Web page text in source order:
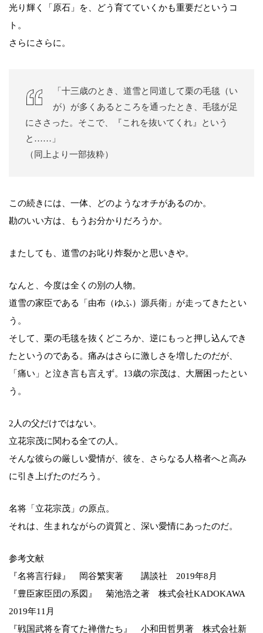
光り輝く「原石」を、どう育てていくかも重要だというコ
ト。
さらにさらに。
「十三歳のとき、道雪と同道して栗の毛毯（い
が）が多くあるところを通ったとき、毛毯が足
にささった。そこで、『これを抜いてくれ』という
と……」
（同上より一部抜粋）
この続きには、一体、どのようなオチがあるのか。
勘のいい方は、もうお分かりだろうか。
またしても、道雪のお叱り炸裂かと思いきや。
なんと、今度は全くの別の人物。
道雪の家臣である「由布（ゆふ）源兵衛」が走ってきたとい
う。
そして、栗の毛毯を抜くどころか、逆にもっと押し込んでき
たというのである。痛みはさらに激しさを増したのだが、
「痛い」と泣き言も言えず。13歳の宗茂は、大層困ったとい
う。
2人の父だけではない。
立花宗茂に関わる全ての人。
そんな彼らの厳しい愛情が、彼を、さらなる人格者へと高み
に引き上げたのだろう。
名将「立花宗茂」の原点。
それは、生まれながらの資質と、深い愛情にあったのだ。
参考文献
『名将言行録』 岡谷繁実著 講談社 2019年8月
『豊臣家臣団の系図』 菊池浩之著 株式会社KADOKAWA
2019年11月
『戦国武将を育てた禅僧たち』 小和田哲男著 株式会社新